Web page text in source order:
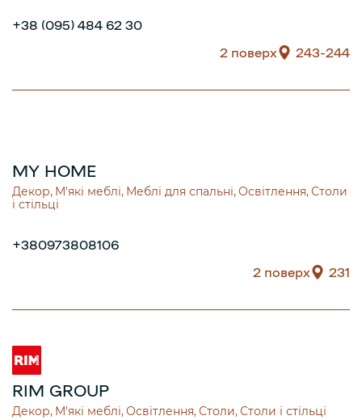
+38 (095) 484 62 30
2 поверх
243-244
MY HOME
Декор М'які меблі Меблі для спальні Освітлення Столи
і стільці
+380973808106
2 поверх
231
RIM GROUP
Декор М'які меблі Освітлення Столи Столи і стільці